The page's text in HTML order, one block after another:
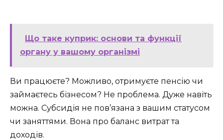
Що таке куприк: основи та функції
органу у вашому організмі
Ви працюєте? Можливо, отримуєте пенсію чи
займаєтесь бізнесом? Не проблема. Дуже навіть
можна. Субсидія не пов’язана з вашим статусом
чи заняттями. Вона про баланс витрат та
доходів.